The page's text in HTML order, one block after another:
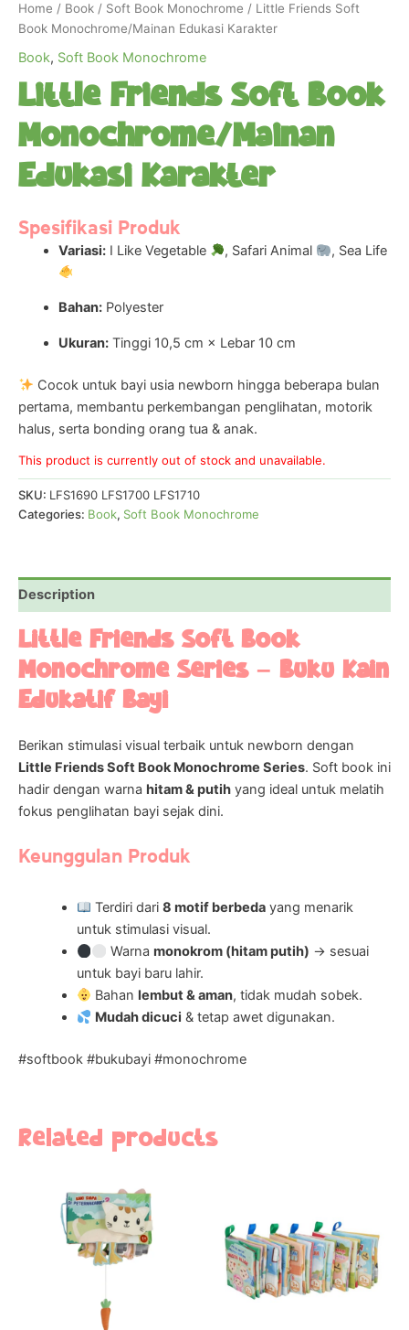
Home / Book / Soft Book Monochrome / Little Friends Soft
Book Monochrome/Mainan Edukasi Karakter
Book, Soft Book Monochrome
Little Friends Soft Book
Monochrome/Mainan
Edukasi Karakter
Spesifikasi Produk
Variasi:I Like Vegetable , Safari Animal , Sea Life
Bahan:Polyester
Ukuran:Tinggi 10,5 cm × Lebar 10 cm
Cocok untuk bayi usia newborn hingga beberapa bulan
pertama, membantu perkembangan penglihatan, motorik
halus, serta bonding orang tua & anak.
This product is currently out of stock and unavailable.
SKU: LFS1690 LFS1700 LFS1710
Categories: Book, Soft Book Monochrome
Description
Little Friends Soft Book
Monochrome Series – Buku Kain
Edukatif Bayi
Berikan stimulasi visual terbaik untuk newborn dengan
Little Friends Soft Book Monochrome Series. Soft book ini
hadir dengan warna hitam & putih yang ideal untuk melatih
fokus penglihatan bayi sejak dini.
Keunggulan Produk
Terdiri dari8 motif berbeda yang menarik
untuk stimulasi visual.
Warna monokrom (hitam putih) → sesuai
untuk bayi baru lahir.
Bahan lembut & aman, tidak mudah sobek.
Mudah dicuci & tetap awet digunakan.
#softbook #bukubayi #monochrome
Related products